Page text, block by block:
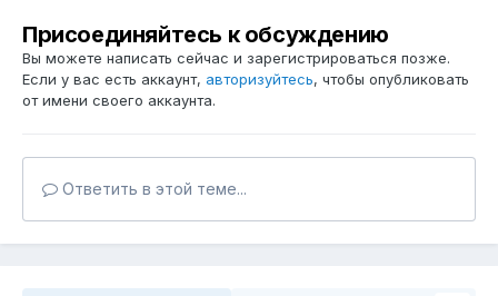
Присоединяйтесь к обсуждению
Вы можете написать сейчас и зарегистрироваться позже.
Если у вас есть аккаунт, авторизуйтесь, чтобы опубликовать
от имени своего аккаунта.
Ответить в этой теме...